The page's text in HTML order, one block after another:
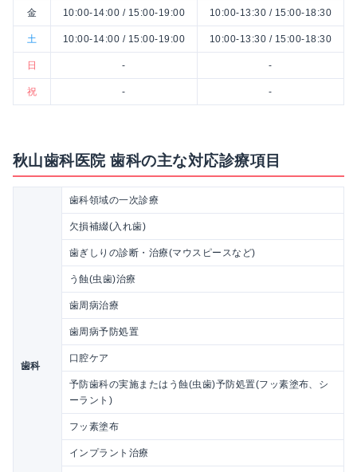
金 10:00-14:00 / 15:00-19:00 10:00-13:30 / 15:00-18:30
土 10:00-14:00 / 15:00-19:00 10:00-13:30 / 15:00-18:30
日 - -
祝 - -
秋山歯科医院 歯科の主な対応診療項目
歯科
歯科領域の一次診療
欠損補綴(入れ歯)
歯ぎしりの診断・治療(マウスピースなど)
う蝕(虫歯)治療
歯周病治療
歯周病予防処置
口腔ケア
予防歯科の実施またはう蝕(虫歯)予防処置(フッ素塗布、シ
ーラント)
フッ素塗布
インプラント治療